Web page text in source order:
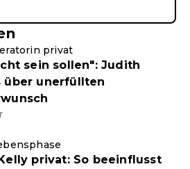
privat
sein sollen": Judith
über unerfüllten
privat: So beeinflusst